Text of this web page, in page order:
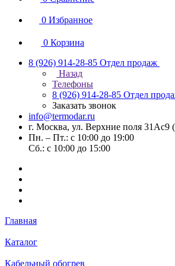
0 Избранное
0 Корзина
8 (926) 914-28-85 Отдел продаж
Назад
Телефоны
8 (926) 914-28-85 Отдел
Заказать звонок
info@termodar.ru
г. Москва, ул. Верхние поля
Пн. – Пт.: с 10:00 до 19:00
Сб.: с 10:00 до 15:00
Главная
Каталог
Кабельный обогрев